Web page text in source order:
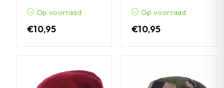
Op voorraad
€10,95
Op voorraad
€10,95